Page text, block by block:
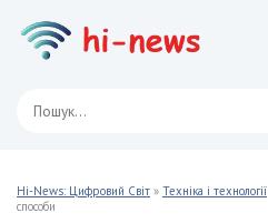
Hi-News: Цифровий Світ » Техніка і технології
способи